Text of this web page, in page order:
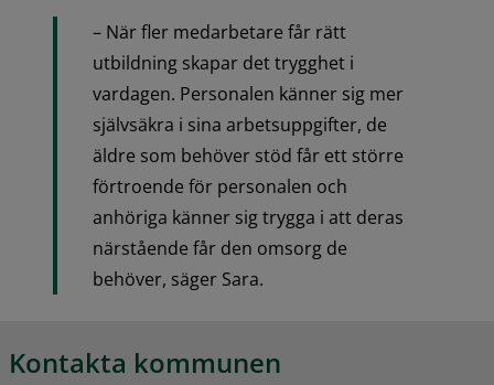
– När fler medarbetare får rätt
utbildning skapar det trygghet i
vardagen. Personalen känner sig mer
självsäkra i sina arbetsuppgifter, de
äldre som behöver stöd får ett större
förtroende för personalen och
anhöriga känner sig trygga i att deras
närstående får den omsorg de
behöver, säger Sara.
Kontakta kommunen